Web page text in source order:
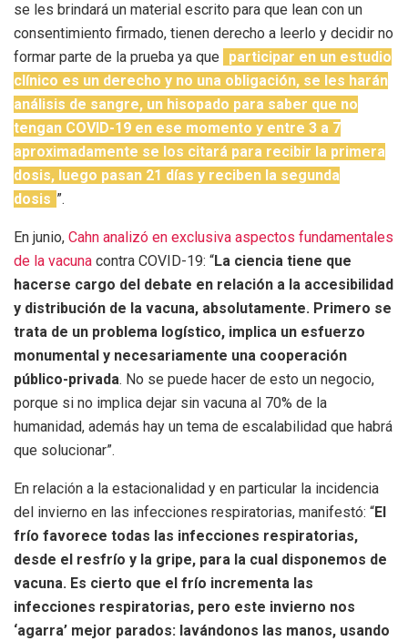
se les brindará un material escrito para que lean con un
consentimiento firmado, tienen derecho a leerlo y decidir no
formar parte de la prueba ya que
participar en un estudio
clínico es un derecho y no una obligación, se les harán
análisis de sangre, un hisopado para saber que no
tengan COVID-19 en ese momento y entre 3 a 7
aproximadamente se los citará para recibir la primera
dosis, luego pasan 21 días y reciben la segunda
dosis ”.
En junio, Cahn analizó en exclusiva aspectos fundamentales
de la vacuna contra COVID-19: “La ciencia tiene que
hacerse cargo del debate en relación a la accesibilidad
y distribución de la vacuna, absolutamente. Primero se
trata de un problema logístico, implica un esfuerzo
monumental y necesariamente una cooperación
público-privada. No se puede hacer de esto un negocio,
porque si no implica dejar sin vacuna al 70% de la
humanidad, además hay un tema de escalabilidad que habrá
que solucionar”.
En relación a la estacionalidad y en particular la incidencia
del invierno en las infecciones respiratorias, manifestó: “El
frío favorece todas las infecciones respiratorias,
desde el resfrío y la gripe, para la cual disponemos de
vacuna. Es cierto que el frío incrementa las
infecciones respiratorias, pero este invierno nos
‘agarra’ mejor parados: lavándonos las manos, usando